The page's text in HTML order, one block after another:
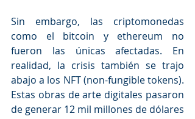
Sin embargo, las criptomonedas
como el bitcoin y ethereum no
fueron las únicas afectadas. En
realidad, la crisis también se trajo
abajo a los NFT (non-fungible tokens).
Estas obras de arte digitales pasaron
de generar 12 mil millones de dólares